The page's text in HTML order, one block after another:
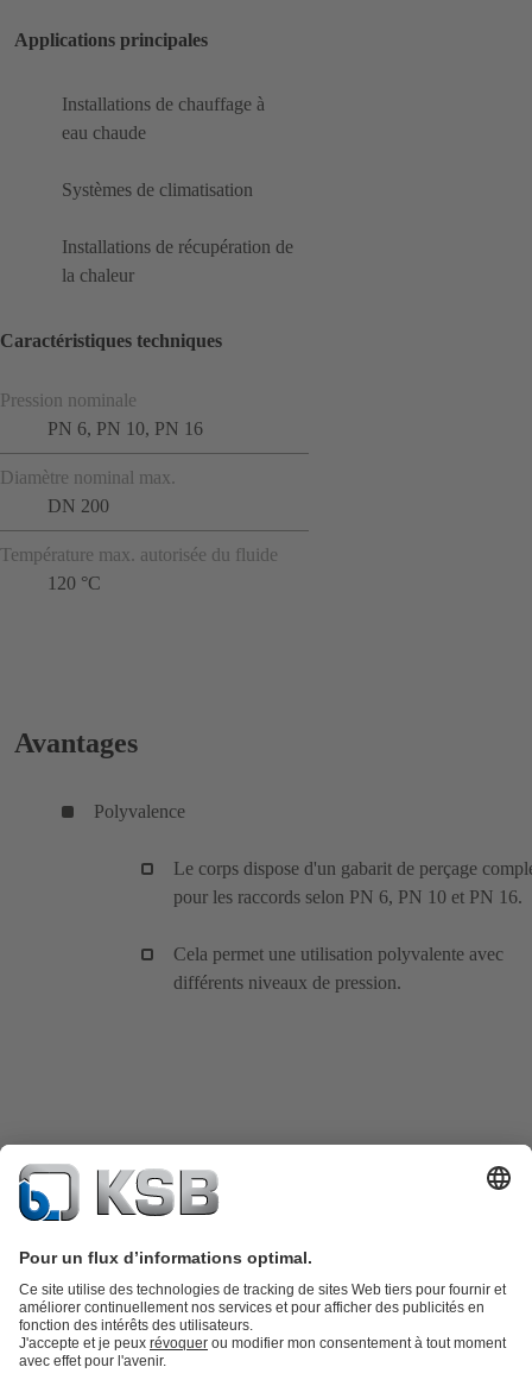
Applications principales
Installations de chauffage à
eau chaude
Systèmes de climatisation
Installations de récupération de
la chaleur
Caractéristiques techniques
Pression nominale
PN 6, PN 10, PN 16
Diamètre nominal max.
DN 200
Température max. autorisée du fluide
120 °C
Avantages
Polyvalence
Le corps dispose d'un gabarit de perçage
pour les raccords selon PN 6, PN 10 et PN 16.
Cela permet une utilisation polyvalente avec
différents niveaux de pression.